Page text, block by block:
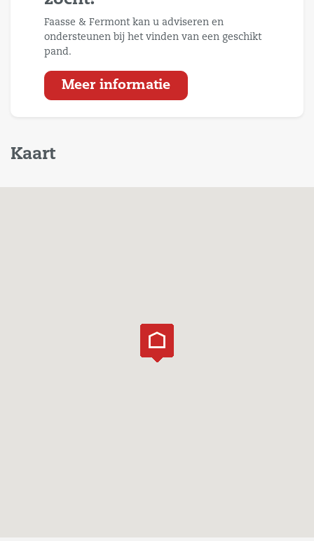
gas/water/elektra/wifi/algemene diensten en
exclusief btw
Faasse & Fermont kan u adviseren en
ondersteunen bij het vinden van een geschikt
pand.
Meer informatie
Kaart